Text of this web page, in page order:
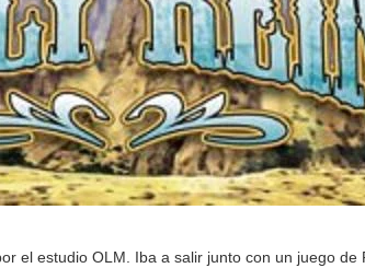
el estudio OLM. Iba a salir junto con un juego de